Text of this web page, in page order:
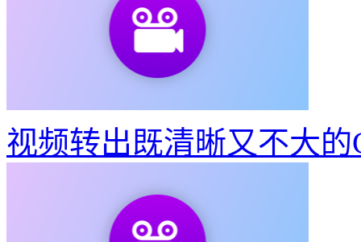
东京奥运会动态宣传海